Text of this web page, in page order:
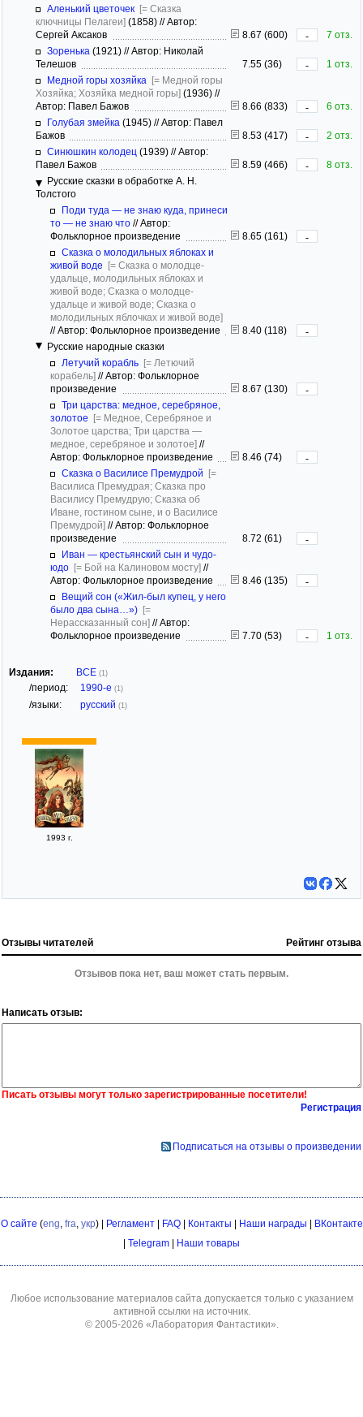
Аленький цветочек [= Сказка
ключницы Пелагеи] (1858) //Автор:
Сергей Аксаков
8.67 (600) -
7 отз.
Зоренька (1921) //Автор: Николай
Телешов
7.55 (36) -
1 отз.
Медной горы хозяйка [= Медной горы
Хозяйка; Хозяйка медной горы] (1936) //
Автор: Павел Бажов
8.66 (833) -
6 отз.
Голубая змейка (1945) //Автор: Павел
Бажов
8.53 (417) -
2 отз.
Синюшкин колодец (1939) //Автор:
Павел Бажов
8.59 (466) -
8 отз.
Русские сказки в обработке А. Н.
Толстого
Поди туда — не знаю куда, принеси
то — не знаю что //Автор:
Фольклорное произведение
8.65 (161)
-
Сказка о молодильных яблоках и
живой воде [= Сказка о молодце-
удальце, молодильных яблоках и
живой воде; Сказка о молодце-
удальце и живой воде; Сказка о
молодильных яблочках и живой воде]
//Автор: Фольклорное произведение 8.40 (118)
-
Русские народные сказки
Летучий корабль [= Летючий
корабель] //Автор: Фольклорное
произведение
8.67 (130)
-
Три царства: медное, серебряное,
золотое [= Медное, Серебряное и
Золотое царства; Три царства —
медное, серебряное и золотое] //
Автор: Фольклорное произведение
8.46 (74)
-
Сказка о Василисе Премудрой [=
Василиса Премудрая; Сказка про
Василису Премудрую; Сказка об
Иване, гостином сыне, и о Василисе
Премудрой] //Автор: Фольклорное
произведение
8.72 (61)
-
Иван — крестьянский сын и чудо-
юдо [= Бой на Калиновом мосту] //
Автор: Фольклорное произведение
8.46 (135)
-
Вещий сон («Жил-был купец, у него
было два сына…») [=
Нерассказанный сон] //Автор:
Фольклорное произведение
7.70 (53) - 1 отз.
Издания: ВСЕ (1)
/период: 1990-е (1)
/языки: русский (1)
1993 г.
Отзывы читателей Рейтинг отзыва
Отзывов пока нет, ваш может стать первым.
Написать отзыв:
Писать отзывы могут только зарегистрированные посетители!
Регистрация
Подписаться на отзывы о произведении
О сайте (eng fra укр) | Регламент| FAQ| Контакты | Наши награды | ВКонтакте
| Telegram | Наши товары
Любое использование материалов сайта допускается только с указанием
активной ссылки на источник.
© 2005-2026 «Лаборатория Фантастики»